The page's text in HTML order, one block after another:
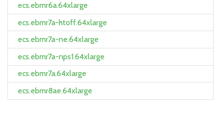
ecs.ebmr6a.64xlarge
ecs.ebmr7a-htoff.64xlarge
ecs.ebmr7a-ne.64xlarge
ecs.ebmr7a-nps1.64xlarge
ecs.ebmr7a.64xlarge
ecs.ebmr8ae.64xlarge